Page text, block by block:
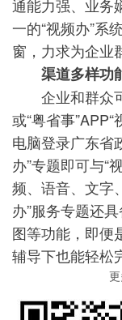
通能力强、业务
一的“视频办”系
窗，力求为企业
渠道多样功
企业和群众可
或“粤省事
电脑登录广东省
办”专题即可与“
频、语音、文字
办”服务专题还
图等功能，即便
辅导下也能轻松